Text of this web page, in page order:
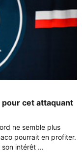
pour cet attaquant
ne semble plus
pourrait en profiter.
intérêt ...